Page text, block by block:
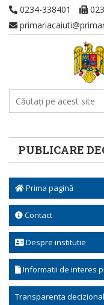
0234-338401
PUBLICARE
Prima pagină
Contact
Despre institutie
Informatii de interes
Transparenta